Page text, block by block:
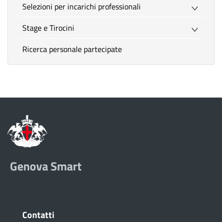
Selezioni per incarichi professionali
Stage e Tirocini
Ricerca personale partecipate
Genova Smart
Contatti